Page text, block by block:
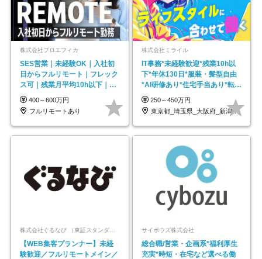
株式会社プロエフィカ
SES営業｜未経験OK｜入社初
日からフルリモート｜フレック
ス可｜残業月平均10h以下｜事
業立ち上げメンバー
400～600万円
フルリモートあり
株式会社ミライル
IT事務*未経験歓迎*残業10h以
下*年休130日*服装・髪型自由
*AI研修あり*住宅手当あり*転勤
なし
250～450万円
東京都_埼玉県_大阪府_新潟県_福岡県
株式会社ぐるなび （東証スタンダード上場）
【WEB集客プランナー】未経
験歓迎／フルリモートメイン／
サイボウズ株式会社
総合職/営業・企画系*福利厚生
充実*時短・在宅など選べる働